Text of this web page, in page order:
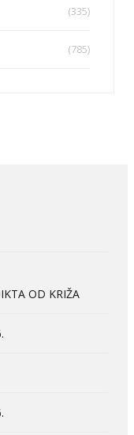
(335)
(785)
OD KRIŽA